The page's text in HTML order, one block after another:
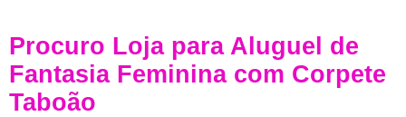
Procuro Loja para Aluguel de
Fantasia Feminina com Corpete
Taboão